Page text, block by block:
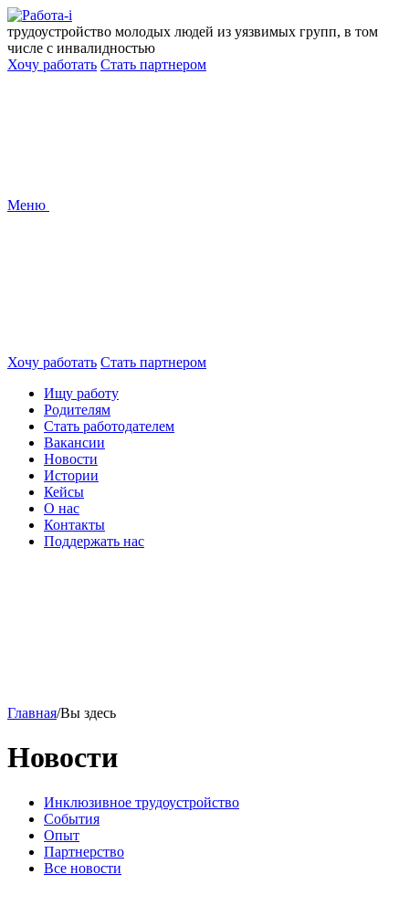
Перейти
к
содержанию
трудоустройство молодых людей из уязвимых групп, в том
числе с инвалидностью
Хочу работать Стать партнером
Меню
Хочу работать Стать партнером
Ищу работу
Родителям
Стать работодателем
Вакансии
Новости
Истории
Кейсы
О нас
Контакты
Поддержать нас
Главная/Вы здесь
Новости
Инклюзивное трудоустройство
События
Опыт
Партнерство
Все новости